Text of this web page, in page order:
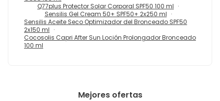
Q77plus Protector Solar Corporal SPF50 100 ml
Sensilis Gel Cream 50+ SPF50+ 2x250 ml
Sensilis Aceite Seco Optimizador del Bronceado SPF50
2x150 ml
Cocosolis Capri After Sun Loción Prolongador Bronceado
100 ml
Mejores ofertas